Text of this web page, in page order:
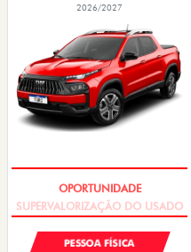
2026/2027
PESSOA FÍSICA